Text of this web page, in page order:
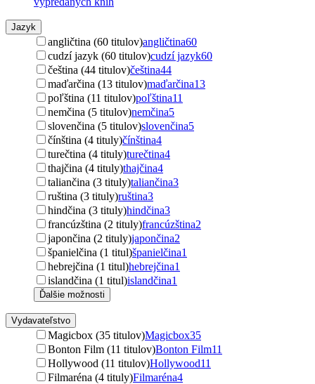
Jazyk
angličtina (60 titulov)angličtina60
cudzí jazyk (60 titulov)cudzí jazyk60
čeština (44 titulov)čeština44
maďarčina (13 titulov)maďarčina13
poľština (11 titulov)poľština11
nemčina (5 titulov)nemčina5
slovenčina (5 titulov)slovenčina5
čínština (4 tituly)čínština4
turečtina (4 tituly)turečtina4
thajčina (4 tituly)thajčina4
taliančina (3 tituly)taliančina3
ruština (3 tituly)ruština3
hindčina (3 tituly)hindčina3
francúzština (2 tituly)francúzština2
japončina (2 tituly)japončina2
španielčina (1 titul)španielčina1
hebrejčina (1 titul)hebrejčina1
islandčina (1 titul)islandčina1
Ďalšie možnosti
Vydavateľstvo
Magicbox (35 titulov)Magicbox35
Bonton Film (11 titulov)Bonton Film11
Hollywood (11 titulov)Hollywood11
Filmaréna (4 tituly)Filmaréna4